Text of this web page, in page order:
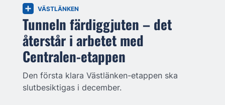
VÄSTLÄNKEN
Tunneln färdiggjuten – det
återstår i arbetet med
Centralen-etappen
Den första klara Västlänken-etappen ska
slutbesiktigas i december.